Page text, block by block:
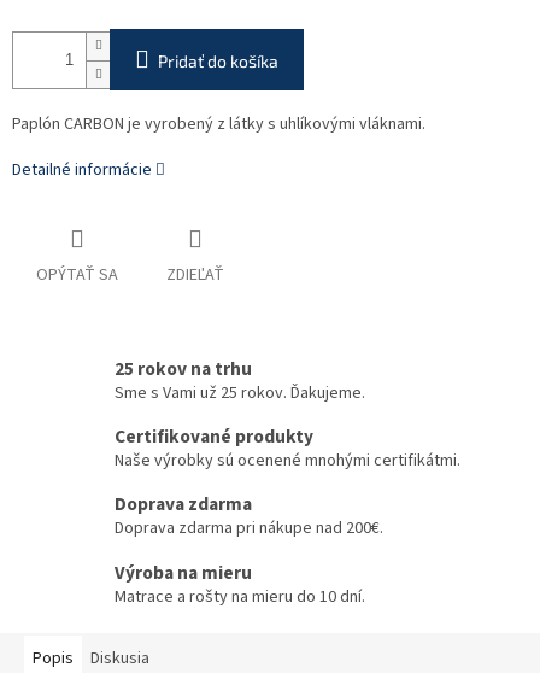
Pridať do košíka
Paplón CARBON je vyrobený z látky s uhlíkovými vláknami.
Detailné informácie
OPÝTAŤ SA ZDIEĽAŤ
25 rokov na trhu
Sme s Vami už 25 rokov. Ďakujeme.
Certifikované produkty
Naše výrobky sú ocenené mnohými certifikátmi.
Doprava zdarma
Doprava zdarma pri nákupe nad 200€.
Výroba na mieru
Matrace a rošty na mieru do 10 dní.
Popis Diskusia